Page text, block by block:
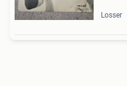
Losser